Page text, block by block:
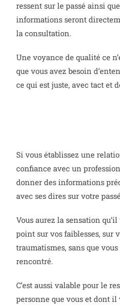
ressent sur le passé ainsi
informations seront
la consultation.
Une voyance de qualité ce
que vous avez besoin
ce qui est juste, avec tact et
Si vous établissez une
confiance avec un
donner des informations
avec ses dires sur votre
Vous aurez la sensation
point sur vos faiblesses, sur
traumatismes, sans que vous
rencontré.
C’est aussi valable pour le
personne que vous et dont